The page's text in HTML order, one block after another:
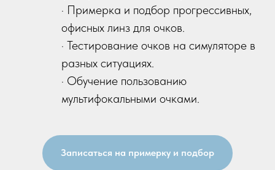
· Примерка и подбор прогрессивных,
офисных линз для очков.
· Тестирование очков на симуляторе в
разных ситуациях.
· Обучение пользованию
мультифокальными очками.
Записаться на примерку и подбор